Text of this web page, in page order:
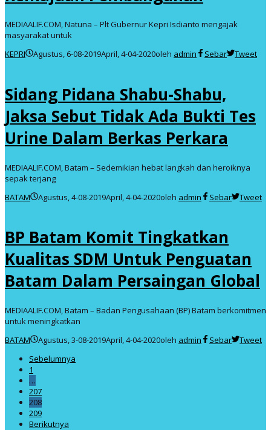
MEDIAALIF.COM, Natuna – Plt Gubernur Kepri Isdianto mengajak
masyarakat untuk
KEPRI
Agustus, 6-08-2019April, 4-04-2020oleh admin Sebar Tweet
Sidang Pidana Shabu-Shabu,
Jaksa Sebut Tidak Ada Bukti Tes
Urine Dalam Berkas Perkara
MEDIAALIF.COM, Batam – Sedemikian hebat langkah dan heroiknya
sepak terjang
BATAM
Agustus, 4-08-2019April, 4-04-2020oleh admin Sebar Tweet
BP Batam Komit Tingkatkan
Kualitas SDM Untuk Penguatan
Batam Dalam Persaingan Global
MEDIAALIF.COM, Batam – Badan Pengusahaan (BP) Batam berkomitmen
untuk meningkatkan
BATAM
Agustus, 3-08-2019April, 4-04-2020oleh admin Sebar
Tweet
Sebelumnya
1
…
207
208
209
Berikutnya